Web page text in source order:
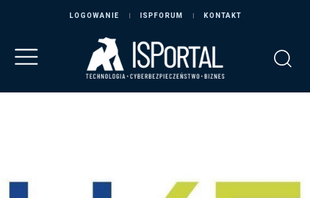
LOGOWANIE ISPFORUM KONTAKT